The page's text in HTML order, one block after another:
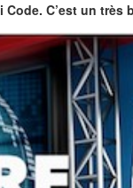
Code. C’est un très